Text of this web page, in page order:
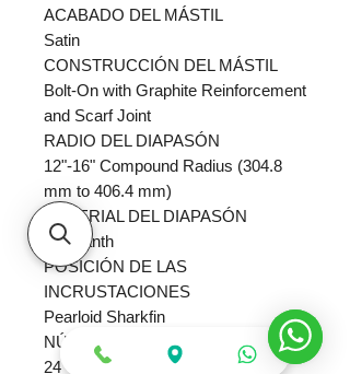
ACABADO DEL MÁSTIL
Satin
CONSTRUCCIÓN DEL MÁSTIL
Bolt-On with Graphite Reinforcement
and Scarf Joint
RADIO DEL DIAPASÓN
12"-16" Compound Radius (304.8
mm to 406.4 mm)
MATERIAL DEL DIAPASÓN
Amaranth
POSICIÓN DE LAS
INCRUSTACIONES
Pearloid Sharkfin
NÚMERO DE TRASTES
24